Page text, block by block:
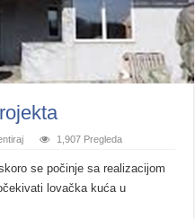
1,907 Pregleda
se počinje sa realizacijom
lovačka kuća u